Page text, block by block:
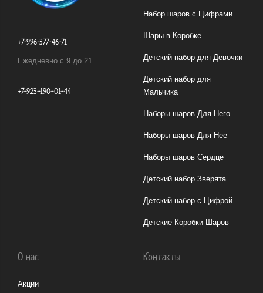
+7-996-377-46-71
Ежедневно с 9 до 21
+7-923-190-01-44
Набор шаров с Цифрами
Шары в Коробке
Детский набор для Девочки
Детский набор для
Мальчика
Наборы шаров Для Него
Наборы шаров Для Нее
Наборы шаров Сердце
Детский набор Зверята
Детский набор с Цифрой
Детские Коробки Шаров
О нас
Акции
Контакты